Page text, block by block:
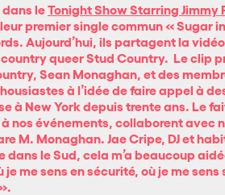
leTonight Show Starring Jimmy
premier single commun «Sugar
. Aujourd’hui, ils partagent la
queer Stud Country. Le clip
Sean Monaghan, et des
à l’idée de faire appel à
à New York depuis trente ans. Le
nos événements, collaborent avec
M. Monaghan. Jae Cripe, DJ et
le Sud, cela m’a beaucoup
me sens en sécurité, où je me sens